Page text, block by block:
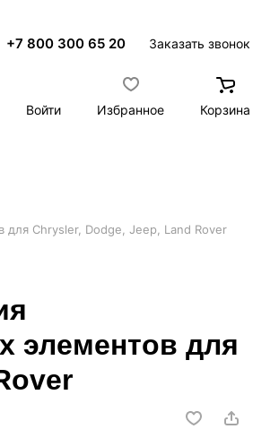
+7 800 300 65 20 Заказать звонок
Войти
Избранное Корзина
Chrysler, Dodge, Jeep, Land Rover
элементов для